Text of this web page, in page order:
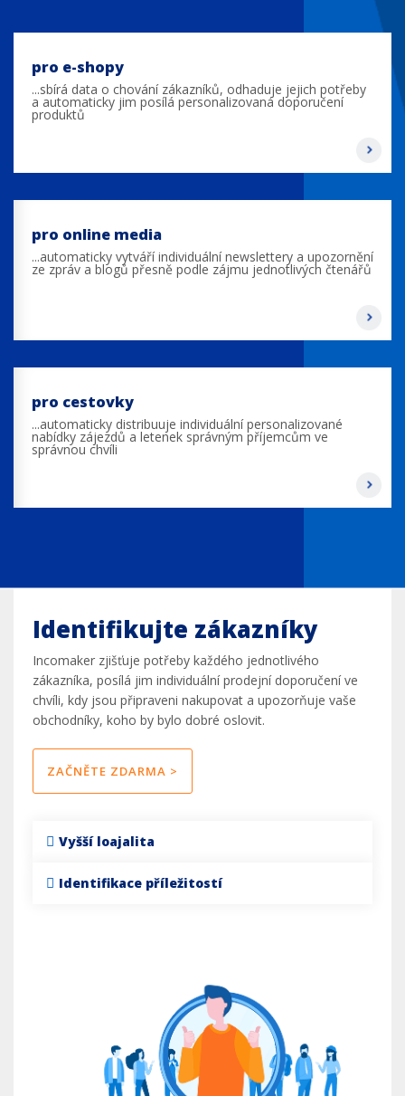
pro e-shopy
...sbírá data o chování zákazníků, odhaduje jejich potřeby
a automaticky jim posílá personalizovaná doporučení
produktů
pro online media
...automaticky vytváří individuální newslettery a upozornění
ze zpráv a blogů přesně podle zájmu jednotlivých čtenářů
pro cestovky
...automaticky distribuuje individuální personalizované
nabídky zájezdů a letenek správným příjemcům ve
správnou chvíli
Identifikujte zákazníky
Incomaker zjišťuje potřeby každého jednotlivého
zákazníka, posílá jim individuální prodejní doporučení ve
chvíli, kdy jsou připraveni nakupovat a upozorňuje vaše
obchodníky, koho by bylo dobré oslovit.
ZAČNĚTE ZDARMA >
Vyšší loajalita
Identifikace příležitostí